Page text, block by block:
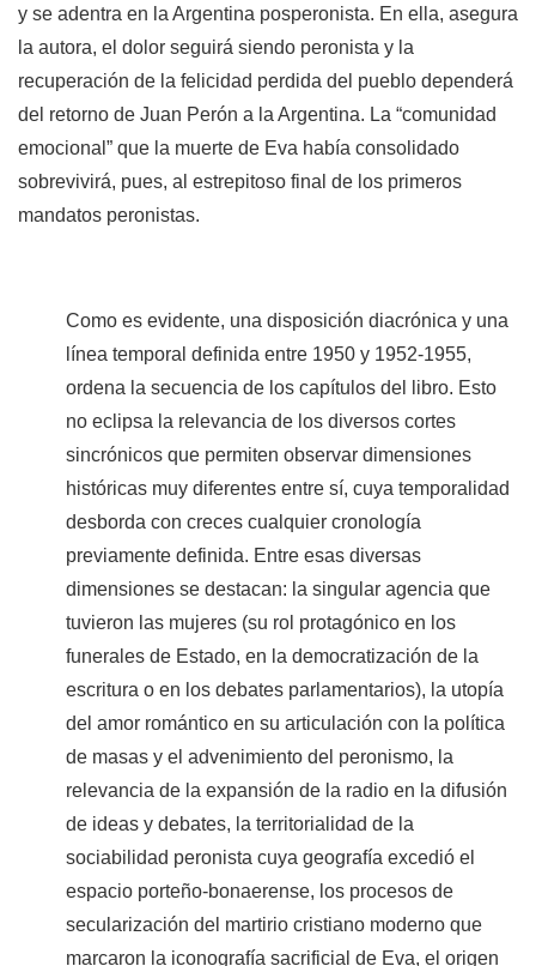
y se adentra en la Argentina posperonista. En ella, asegura
la autora, el dolor seguirá siendo peronista y la
recuperación de la felicidad perdida del pueblo dependerá
del retorno de Juan Perón a la Argentina. La “comunidad
emocional” que la muerte de Eva había consolidado
sobrevivirá, pues, al estrepitoso final de los primeros
mandatos peronistas.
Como es evidente, una disposición diacrónica y una
línea temporal definida entre 1950 y 1952-1955,
ordena la secuencia de los capítulos del libro. Esto
no eclipsa la relevancia de los diversos cortes
sincrónicos que permiten observar dimensiones
históricas muy diferentes entre sí, cuya temporalidad
desborda con creces cualquier cronología
previamente definida. Entre esas diversas
dimensiones se destacan: la singular agencia que
tuvieron las mujeres (su rol protagónico en los
funerales de Estado, en la democratización de la
escritura o en los debates parlamentarios), la utopía
del amor romántico en su articulación con la política
de masas y el advenimiento del peronismo, la
relevancia de la expansión de la radio en la difusión
de ideas y debates, la territorialidad de la
sociabilidad peronista cuya geografía excedió el
espacio porteño-bonaerense, los procesos de
secularización del martirio cristiano moderno que
marcaron la iconografía sacrificial de Eva, el origen